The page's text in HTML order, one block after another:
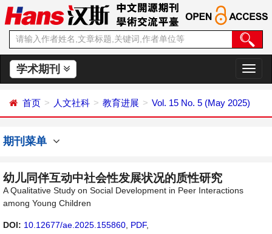
学术期刊
切
换
航
首页 人文社科 教育进展 Vol. 15 No. 5 (May 2025)
期刊菜单
幼儿同伴互动中社会性发展状况的质性研究
A Qualitative Study on Social Development in Peer Interactions
among Young Children
DOI: 10.12677/ae.2025.155860 PDF,